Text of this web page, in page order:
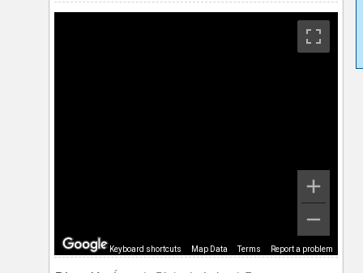
Keyboard shortcuts Map Data Terms Report a problem